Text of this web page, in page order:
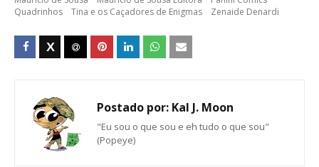
Quadrinhos
Tina e os Caçadores de Enigmas Zenaide Denardi
Postado por: Kal J. Moon
"Eu sou o que sou e eh tudo o que sou"
(Popeye)